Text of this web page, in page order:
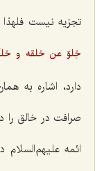
تجزیه نیست
خِلوٌ عن خلقه و
دارد، اشاره به
صرافت در خالق را
ائمه